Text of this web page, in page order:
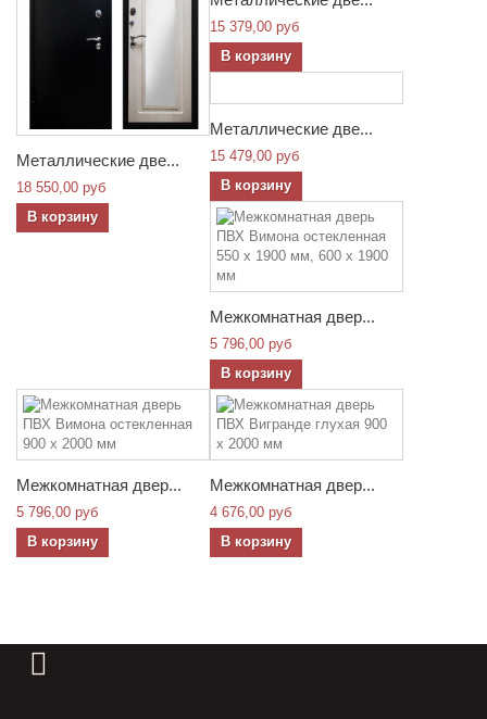
Металлические две...
18 550,00 руб
В корзину
15 379,00 руб
В корзину
Металлические две...
15 479,00 руб
В корзину
Межкомнатная двер...
5 796,00 руб
В корзину
Межкомнатная двер...
5 796,00 руб
В корзину
Межкомнатная двер...
4 676,00 руб
В корзину